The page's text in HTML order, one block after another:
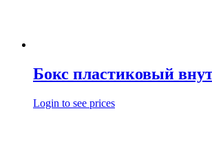
Бокс пластиковый
Login to see prices